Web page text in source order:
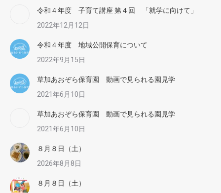
令和４年度 子育て講座 第４回 「就学に向けて」
2022年12月12日
令和４年度 地域公開保育について
2022年9月15日
草加あおぞら保育園 動画で見られる園見学
2021年6月10日
草加あおぞら保育園 動画で見られる園見学
2021年6月10日
８月８日（土）
2026年8月8日
８月８日（土）